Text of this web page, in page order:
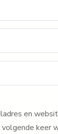
en
keer